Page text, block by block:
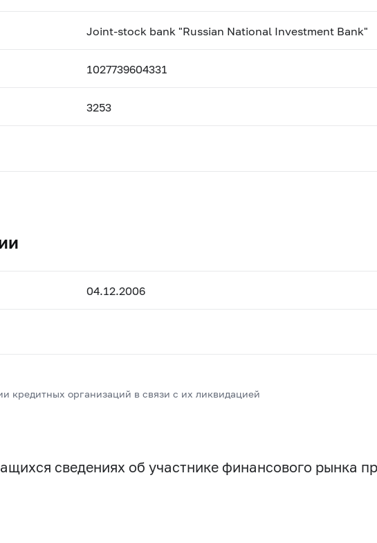
Joint-stock bank "Russian National Investment Bank"
1027739604331
3253
04.12.2006
кредитных организаций в связи с их ликвидацией
сведениях об участнике финансового рынка